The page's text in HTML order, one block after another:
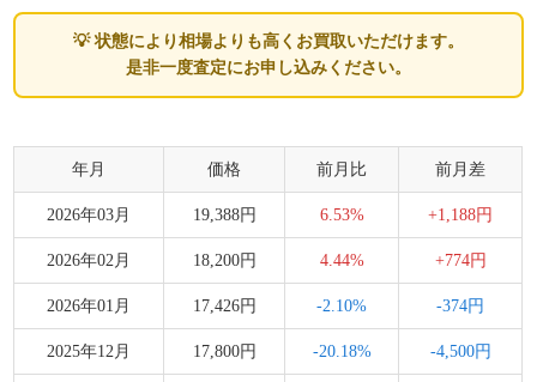
💡 状態により相場よりも高くお買取いただけます。
是非一度査定にお申し込みください。
年月 価格 前月比 前月差
2026年03月 19,388円 6.53% +1,188円
2026年02月 18,200円 4.44% +774円
2026年01月 17,426円 -2.10% -374円
2025年12月 17,800円 -20.18% -4,500円